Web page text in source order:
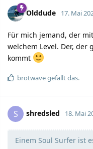
Olddude 17. Mai
Für mich jemand, der
welchem Level. Der, der
kommt
brotwavegefällt das.
S shredsled 18. Mai
Einem Soul Surfer ist